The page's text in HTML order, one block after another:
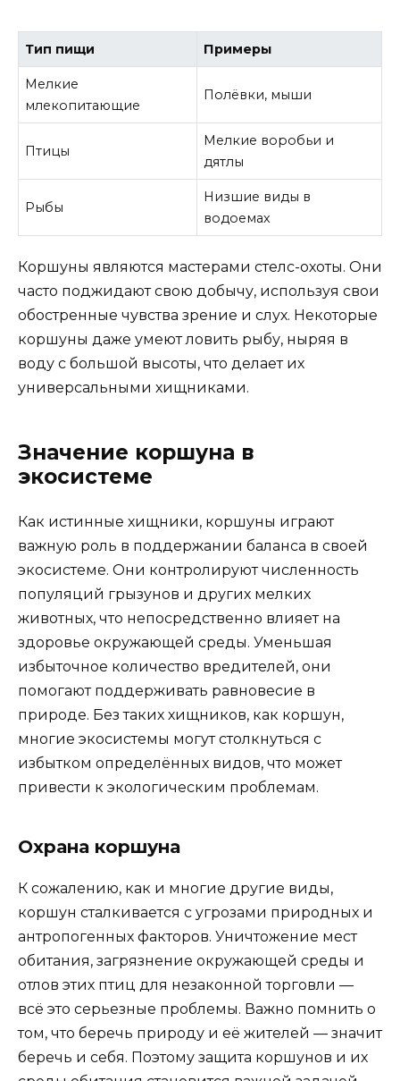
Тип пищи Примеры
Мелкие
млекопитающие
Полёвки, мыши
Птицы
Мелкие воробьи и
дятлы
Рыбы
Низшие виды в
водоемах
Коршуны являются мастерами стелс-охоты. Они
часто поджидают свою добычу, используя свои
обостренные чувства зрение и слух. Некоторые
коршуны даже умеют ловить рыбу, ныряя в
воду с большой высоты, что делает их
универсальными хищниками.
Значение коршуна в
экосистеме
Как истинные хищники, коршуны играют
важную роль в поддержании баланса в своей
экосистеме. Они контролируют численность
популяций грызунов и других мелких
животных, что непосредственно влияет на
здоровье окружающей среды. Уменьшая
избыточное количество вредителей, они
помогают поддерживать равновесие в
природе. Без таких хищников, как коршун,
многие экосистемы могут столкнуться с
избытком определённых видов, что может
привести к экологическим проблемам.
Охрана коршуна
К сожалению, как и многие другие виды,
коршун сталкивается с угрозами природных и
антропогенных факторов. Уничтожение мест
обитания, загрязнение окружающей среды и
отлов этих птиц для незаконной торговли —
всё это серьезные проблемы. Важно помнить о
том, что беречь природу и её жителей — значит
беречь и себя. Поэтому защита коршунов и их